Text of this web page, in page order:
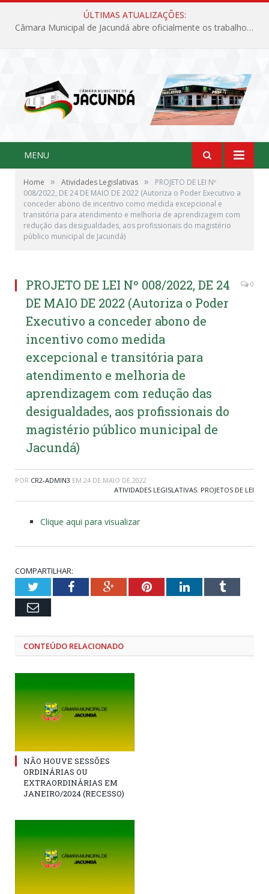
ÚLTIMAS ATUALIZAÇÕES:
Câmara Municipal de Jacundá abre oficialmente os trabalhos legislativos de 2026
MENU
Home » Atividades Legislativas »
PROJETO DE LEI Nº
008/2022, DE 24 DE MAIO DE 2022 (Autoriza o Poder Executivo a
conceder abono de incentivo como medida excepcional e
transitória para atendimento e melhoria de aprendizagem com
redução das desigualdades, aos profissionais do magistério
público municipal de Jacundá)
PROJETO DE LEI Nº 008/2022, DE 24
DE MAIO DE 2022 (Autoriza o Poder
Executivo a conceder abono de
incentivo como medida
excepcional e transitória para
atendimento e melhoria de
aprendizagem com redução das
desigualdades, aos profissionais do
magistério público municipal de
Jacundá)
0
POR CR2-ADMIN3 EM 24 DE MAIO DE 2022
ATIVIDADES LEGISLATIVAS, PROJETOS DE LEI
Clique aqui para visualizar
COMPARTILHAR:
TwitterFacebookGoogle+PinterestLinkedInTumblr
Email
CONTEÚDO RELACIONADO
NÃO HOUVE SESSÕES
ORDINÁRIAS OU
EXTRAORDINÁRIAS EM
JANEIRO/2024 (RECESSO)